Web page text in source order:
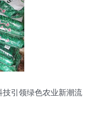
引领绿色农业新潮流